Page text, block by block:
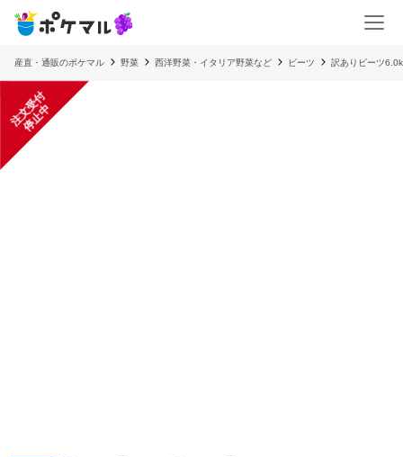
産直・通販のポケマル 野菜 西洋野菜・イタリア野菜など ビーツ 訳ありビーツ
注
文
受
付
停
止
中